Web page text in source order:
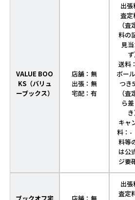
VALUE BOO
KS（バリュ
ーブックス）
店舗：無
出張：無
宅配：有
出張
査定
（査
料の
見
ず
送料
ボー
つき
（査
ら
き
キャ
料：-
料等
は公
ジ要
出張
査定